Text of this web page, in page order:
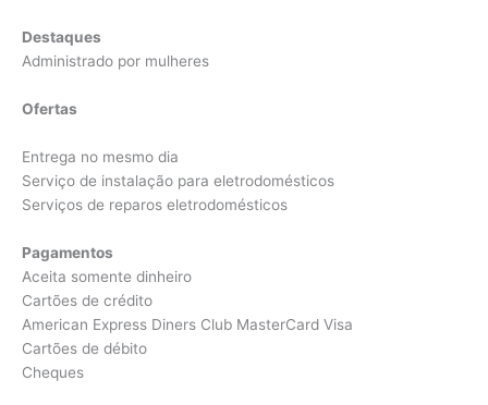
Destaques
Administrado por mulheres
Ofertas
Entrega no mesmo dia
Serviço de instalação para eletrodomésticos
Serviços de reparos eletrodomésticos
Pagamentos
Aceita somente dinheiro
Cartões de crédito
American Express Diners Club MasterCard Visa
Cartões de débito
Cheques